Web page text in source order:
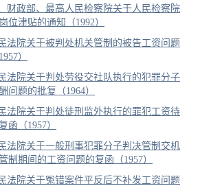
财政部、最高人民检察院关于人民检察院
位津贴的通知（1992）
法院关于被判处机关管制的被告工资问题
）
法院关于判处劳役交社队执行的犯罪分子
问题的批复（1964）
法院关于判处徒刑监外执行的罪犯工资待
函（1957）
法院关于一般刑事犯罪分子判决管制交机
制期间的工资问题的复函（1957）
法院关于冤错案件平反后不补发工资问题